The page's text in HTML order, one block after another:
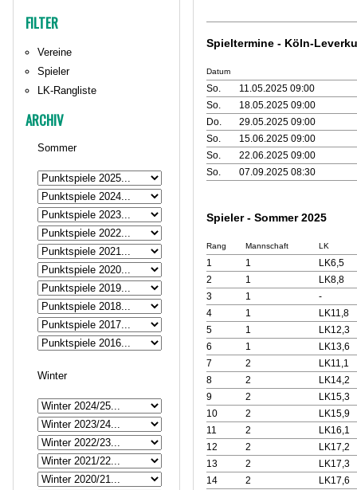
FILTER
Vereine
Spieler
LK-Rangliste
ARCHIV
Sommer
Winter
Spieltermine - Köln-
Datum
So.
11.05.2025 09:00
So.
18.05.2025 09:00
Do.
29.05.2025 09:00
So.
15.06.2025 09:00
So.
22.06.2025 09:00
So.
07.09.2025 08:30
Spieler - Sommer 2025
Rang Mannschaft LK
1 1
LK6,5
2
1
LK8,8
3
1
-
4
1
LK11,8
5
1
LK12,3
6
1
LK13,6
7
2
LK11,1
8
2
LK14,2
9
2
LK15,3
10
2
LK15,9
11
2
LK16,1
12
2
LK17,2
13
2
LK17,3
14
2
LK17,6